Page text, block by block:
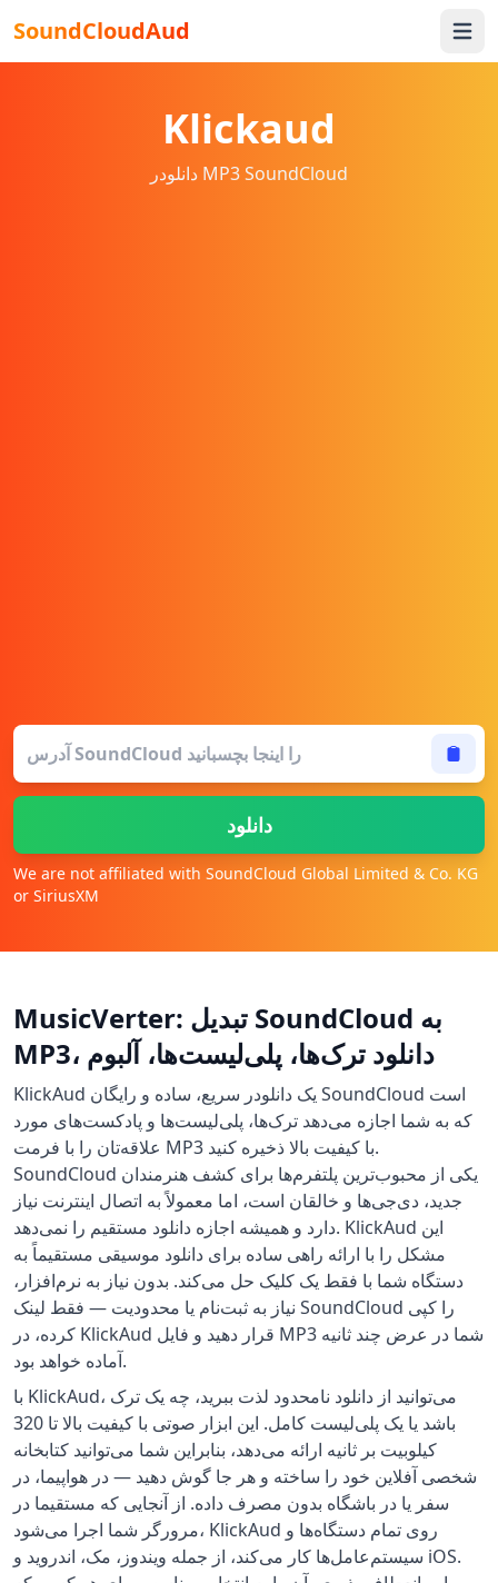
SoundCloudAud Open
Klickaud
دانلودر MP3 SoundCloud
دانلود
We are not affiliated with SoundCloud Global Limited & Co. KG
or SiriusXM
MusicVerter: تبدیل SoundCloud به
MP3، دانلود ترک‌ها، پلی‌لیست‌ها، آلبوم
KlickAud یک دانلودر سریع، ساده و رایگان SoundCloud است
که به شما اجازه می‌دهد ترک‌ها، پلی‌لیست‌ها و پادکست‌های مورد
علاقه‌تان را با فرمت MP3 با کیفیت بالا ذخیره کنید.
SoundCloud یکی از محبوب‌ترین پلتفرم‌ها برای کشف هنرمندان
جدید، دی‌جی‌ها و خالقان است، اما معمولاً به اتصال اینترنت نیاز
دارد و همیشه اجازه دانلود مستقیم را نمی‌دهد. KlickAud این
مشکل را با ارائه راهی ساده برای دانلود موسیقی مستقیماً به
دستگاه شما با فقط یک کلیک حل می‌کند. بدون نیاز به نرم‌افزار،
نیاز به ثبت‌نام یا محدودیت — فقط لینک SoundCloud را کپی
کرده، در KlickAud قرار دهید و فایل MP3 شما در عرض چند ثانیه
آماده خواهد بود.
با KlickAud، می‌توانید از دانلود نامحدود لذت ببرید، چه یک ترک
باشد یا یک پلی‌لیست کامل. این ابزار صوتی با کیفیت بالا تا 320
کیلوبیت بر ثانیه ارائه می‌دهد، بنابراین شما می‌توانید کتابخانه
شخصی آفلاین خود را ساخته و هر جا گوش دهید — در هواپیما، در
سفر یا در باشگاه بدون مصرف داده. از آنجایی که مستقیما در
مرورگر شما اجرا می‌شود، KlickAud روی تمام دستگاه‌ها و
سیستم‌عامل‌ها کار می‌کند، از جمله ویندوز، مک، اندروید و iOS.